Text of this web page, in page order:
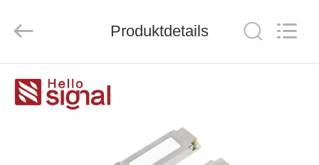
HAUS
LTD.
Produktdetails